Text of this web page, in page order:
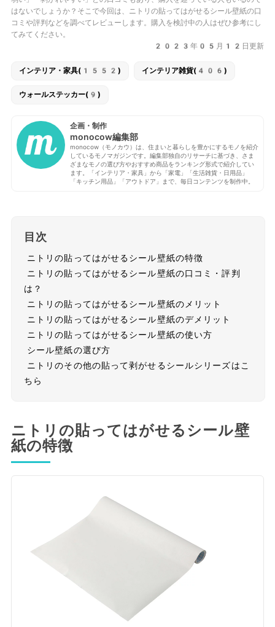
はないでしょうか？そこで今回は、ニトリの貼ってはがせるシール壁紙の口
コミや評判などを調べてレビューします。購入を検討中の人はぜひ参考にし
てみてください。
2023年05月12日更新
インテリア・家具(1552) インテリア雑貨(406)
ウォールステッカー(9)
企画・制作
monocow編集部
monocow（モノカウ）は、住まいと暮らしを豊かにするモノを紹介
しているモノマガジンです。編集部独自のリサーチに基づき、さま
ざまなモノの選び方やおすすめ商品をランキング形式で紹介してい
ます。「インテリア・家具」から「家電」「生活雑貨・日用品」
「キッチン用品」「アウトドア」まで、毎日コンテンツを制作中。
目次
ニトリの貼ってはがせるシール壁紙の特徴
ニトリの貼ってはがせるシール壁紙の口コミ・評判
は？
ニトリの貼ってはがせるシール壁紙のメリット
ニトリの貼ってはがせるシール壁紙のデメリット
ニトリの貼ってはがせるシール壁紙の使い方
シール壁紙の選び方
ニトリのその他の貼って剥がせるシールシリーズはこ
ちら
ニトリの貼ってはがせるシール壁
紙の特徴